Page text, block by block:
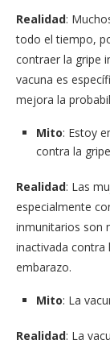
Realidad:
todo el tiempo,
contraer la gripe
vacuna es
mejora la
Mito: Estoy
contra la gripe
Realidad: Las
especialmente
inmunitarios son
inactivada contra
embarazo.
Mito: La
Realidad: La